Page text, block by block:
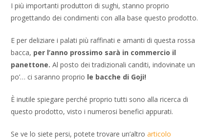
I più importanti produttori di sughi, stanno proprio
progettando dei condimenti con alla base questo prodotto.
E per deliziare i palati più raffinati e amanti di questa rossa
bacca, per l’anno prossimo sarà in commercio il
panettone.Al posto dei tradizionali canditi, indovinate un
po’… ci saranno proprio le bacche di Goji!
È inutile spiegare perché proprio tutti sono alla ricerca di
questo prodotto, visto i numerosi benefici appurati.
Se ve lo siete persi, potete trovare un’altroarticolo